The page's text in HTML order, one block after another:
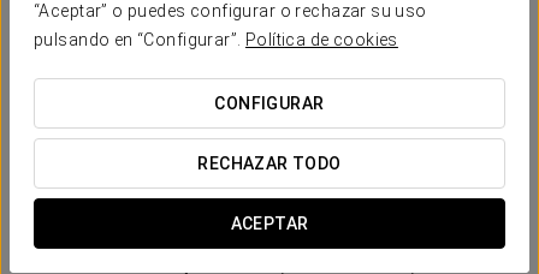
“Aceptar” o puedes configurar o rechazar su uso
pulsando en “Configurar”.
Política de cookies
CONFIGURAR
RECHAZAR TODO
ACEPTAR
25 € por persona
Acceso spa
Disfruta de un merecido descanso durante tus
minutos, que incluyepiscina, baño turco y sauna, y
desconecta de la rutina.
Horario de reserva: 15:00h a 19:00h